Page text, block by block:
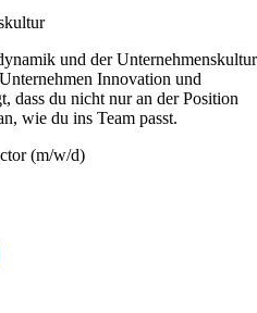
und der Unternehmenskultur
Innovation und
dass du nicht nur an der Position
wie du ins Team passt.
(m/w/d)